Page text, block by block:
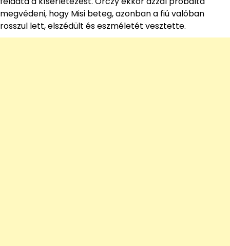
megvédeni, hogy Misi beteg, azonban a fiú valóban
rosszul lett, elszédült és eszméletét vesztette.